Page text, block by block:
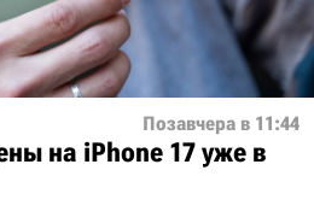
Позавчера в 11:44
на iPhone 17 уже в